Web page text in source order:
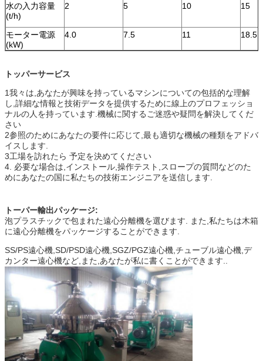
水の入力容量
(t/h)
2 5 10 15
モーター電源
(kW)
4.0 7.5 11 18.5
トッパーサービス
1我々は,あなたが興味を持っているマシンについての包括的な理解
し,詳細な情報と技術データを提供するために線上のプロフェッショ
ナルの人を持っています.機械に関するご迷惑や疑問を解決してくだ
さい
2参照のためにあなたの要件に応じて,最も適切な機械の種類をアドバ
イスします.
3工場を訪れたら 予定を決めてください
4. 必要な場合は,インストール,操作テスト,スロープの質問などのた
めにあなたの国に私たちの技術エンジニアを送信します.
トーパー輸出パッケージ:
泡プラスチックで包まれた遠心分離機を選びます. また,私たちは木箱
に遠心分離機をパッケージすることができます.
SS/PS遠心機,SD/PSD遠心機,SGZ/PGZ遠心機,チューブル遠心機,デ
カンター遠心機など,また,あなたが私に書くことができます..